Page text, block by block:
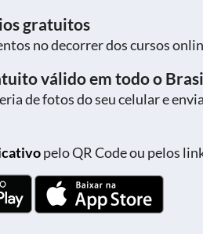
gratuitos
no decorrer dos cursos
válido em todo o
de fotos do seu celular e
pelo QR Code ou pelos